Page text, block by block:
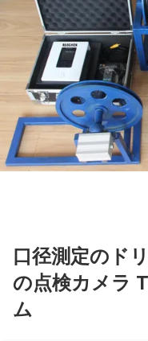
口径測定のド
の点検カメラ
ム